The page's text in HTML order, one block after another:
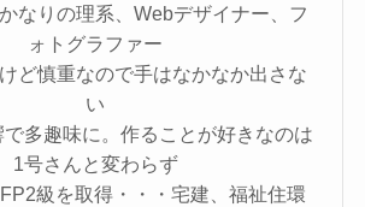
なりの理系、Webデザイナー、フ
ォトグラファー
ど慎重なので手はなかなか出さな
い
多趣味に。作ることが好きなのは
1号さんと変わらず
級を取得・・・宅建、福祉住環